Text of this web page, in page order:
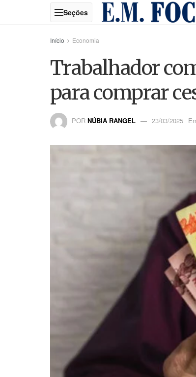
Início Economia
Trabalhador
para comprar
POR NÚBIA RANGEL 23/03/2025